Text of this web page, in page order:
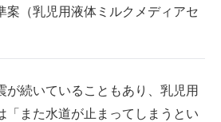
案（乳児用液体ミルクメディアセ
続いていることもあり、乳児用
「また水道が止まってしまうとい